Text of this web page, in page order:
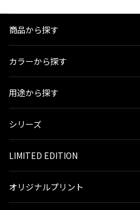
商品から探す
カラーから探す
用途から探す
シリーズ
LIMITED EDITION
オリジナルプリント